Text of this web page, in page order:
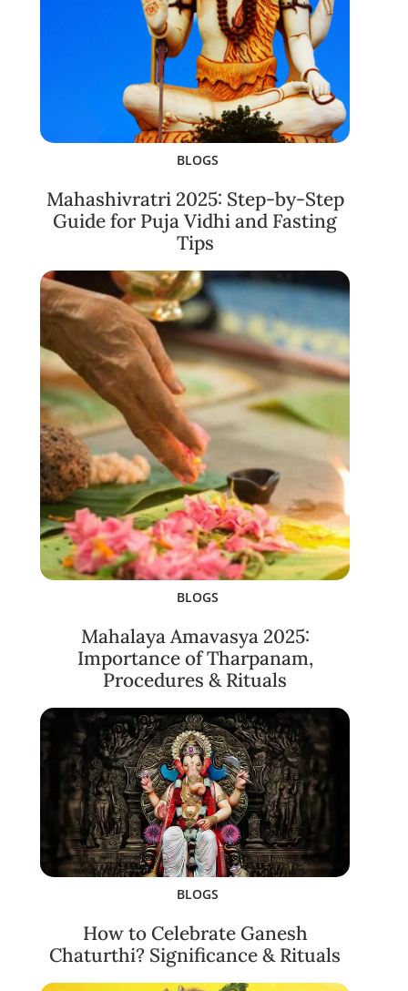
BLOGS
Mahashivratri 2025: Step-by-Step
Guide for Puja Vidhi and Fasting
Tips
BLOGS
Mahalaya Amavasya 2025:
Importance of Tharpanam,
Procedures & Rituals
BLOGS
How to Celebrate Ganesh
Chaturthi? Significance & Rituals